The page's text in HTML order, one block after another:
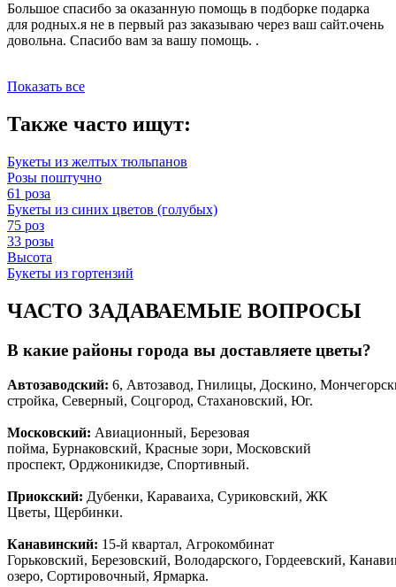
Большое спасибо за оказанную помощь в подборке подарка
для родных.я не в первый раз заказываю через ваш сайт.очень
довольна. Спасибо вам за вашу помощь. .
Показать все
Также часто ищут:
Букеты из желтых тюльпанов
Розы поштучно
61 роза
Букеты из синих цветов (голубых)
75 роз
33 розы
Высота
Букеты из гортензий
ЧАСТО ЗАДАВАЕМЫЕ ВОПРОСЫ
В какие районы города вы доставляете цветы?
Автозаводский: 6, Автозавод, Гнилицы, Доскино,
стройка, Северный, Соцгород, Стахановский, Юг.
Московский: Авиационный, Березовая
пойма, Бурнаковский, Красные зори, Московский
проспект, Орджоникидзе, Спортивный.
Приокский: Дубенки, Караваиха, Суриковский, ЖК
Цветы, Щербинки.
Канавинский: 15-й квартал, Агрокомбинат
Горьковский, Березовский, Володарского, Гордеевский,
озеро, Сортировочный, Ярмарка.